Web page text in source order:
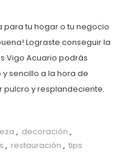
para tu hogar o tu negocio
Lograste conseguir la
Vigo Acuario podrás
sencillo a la hora de
y resplandeciente.
, decoración ,
, restauración , tips